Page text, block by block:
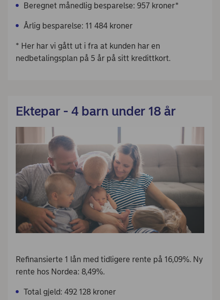
Beregnet månedlig besparelse: 957 kroner*
Årlig besparelse: 11 484 kroner
* Her har vi gått ut i fra at kunden har en
nedbetalingsplan på 5 år på sitt kredittkort.
Ektepar - 4 barn under 18 år
Refinansierte 1 lån med tidligere rente på 16,09%. Ny
rente hos Nordea: 8,49%.
Total gjeld: 492 128 kroner